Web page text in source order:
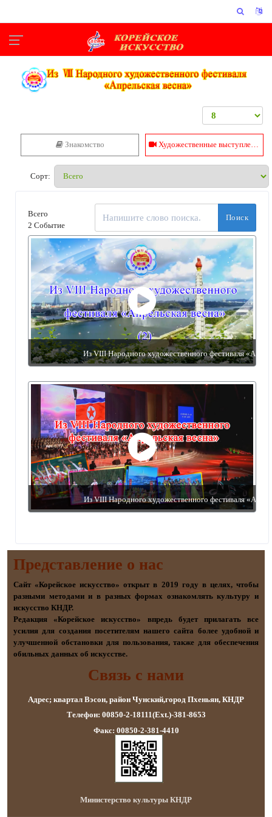
Знакомство Художественные выступления
Сорт:
Всего
2 Событие
Поиск
Из VIII Народного художественного фестиваля
Из VIII Народного художественного фестиваля
Представление о наc
Сайт «Корейское искусство» открыт в 2019 году в целях, чтобы
разными методами и в разных формах ознакомлять культуру и
искусство КНДР.
Редакция «Корейское искусство» впредь будет прилагать все
усилия для создания посетителям нашего сайта более удобной и
улучшенной обстановки для пользования, также для обеспечения
обильных данных об искусстве.
Связь с нами
Адрес; квартал Вэсон, район Чунский,город Пхеньян, КНДР
Телефон: 00850-2-18111(Ext.)-381-8653
Факс: 00850-2-381-4410
Министерство культуры КНДР